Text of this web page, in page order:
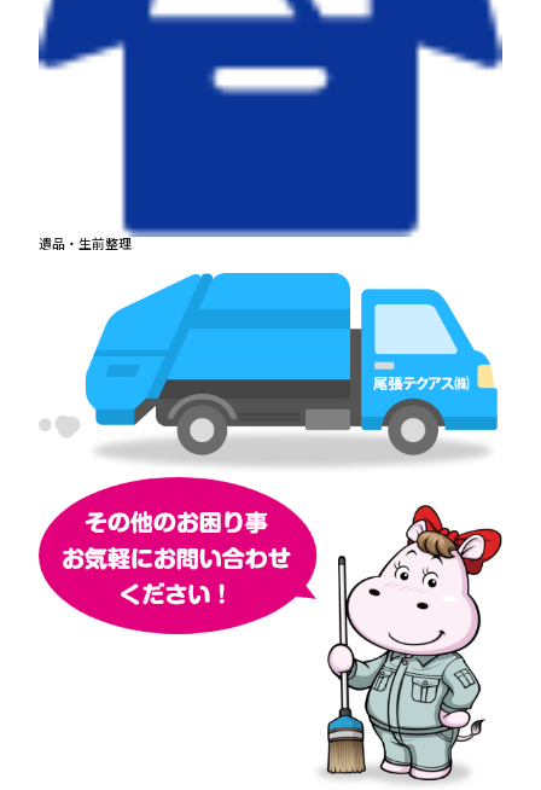
遺品・生前整理